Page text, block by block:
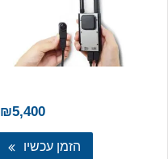
₪5,400
הזמן עכשיו